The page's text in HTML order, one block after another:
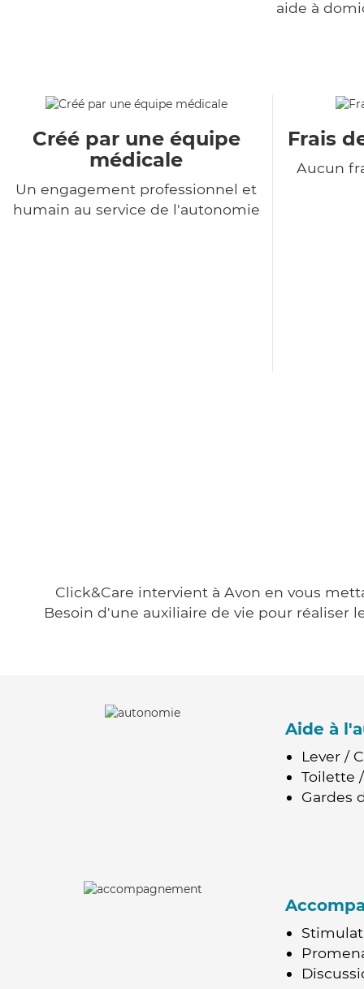
aide à
Créé par une équipe
médicale
Un engagement professionnel et
humain au service de l'autonomie
Frais
Aucun
Click&Care intervient à Avon en vous
Besoin d'une auxiliaire de vie pour réaliser
Aide à
Lever /
Toilette
Gardes